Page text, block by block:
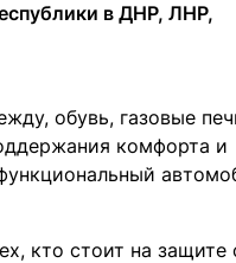
в ДНР, ЛНР,
обувь, газовые
комфорта и
кто стоит на защите